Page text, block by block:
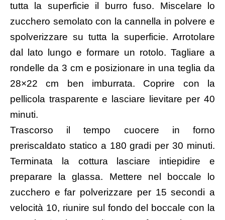
tutta la superficie il burro fuso. Miscelare lo
zucchero semolato con la cannella in polvere e
spolverizzare su tutta la superficie. Arrotolare
dal lato lungo e formare un rotolo. Tagliare a
rondelle da 3 cm e posizionare in una teglia da
28×22 cm ben imburrata. Coprire con la
pellicola trasparente e lasciare lievitare per 40
minuti.
Trascorso il tempo cuocere in forno
preriscaldato statico a 180 gradi per 30 minuti.
Terminata la cottura lasciare intiepidire e
preparare la glassa. Mettere nel boccale lo
zucchero e far polverizzare per 15 secondi a
velocità 10, riunire sul fondo del boccale con la